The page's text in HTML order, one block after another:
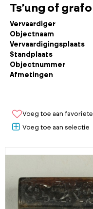
Ts'ung of
Vervaardiger
Objectnaam
Vervaardigingsplaats
Standplaats
Objectnummer
Afmetingen
Voeg toe aan
Voeg toe aan selectie